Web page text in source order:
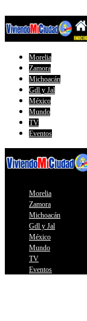
Morelia
Zamora
Michoacán
Gdl y Jal
México
Mundo
TV
Eventos
Morelia
Zamora
Michoacán
Gdl y Jal
México
Mundo
TV
Eventos